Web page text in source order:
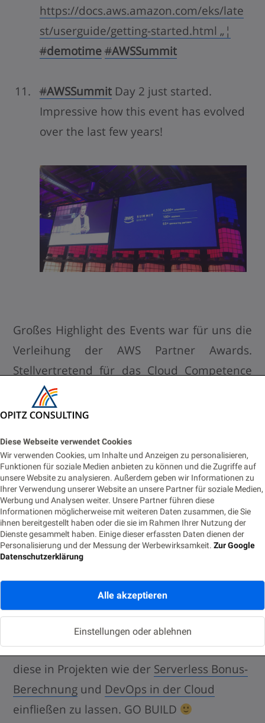
Diese Webseite verwendet Cookies
Wir verwenden Cookies, um Inhalte und Anzeigen zu personalisieren,
Funktionen für soziale Medien anbieten zu können und die Zugriffe auf
unsere Website zu analysieren. Außerdem geben wir Informationen zu
Ihrer Verwendung unserer Website an unsere Partner für soziale Medien,
Werbung und Analysen weiter. Unsere Partner führen diese
Informationen möglicherweise mit weiteren Daten zusammen, die Sie
ihnen bereitgestellt haben oder die sie im Rahmen Ihrer Nutzung der
Dienste gesammelt haben. Einige dieser erfassten Daten dienen der
Personalisierung und der Messung der Werbewirksamkeit. Zur Google
Datenschutzerklärung
Alle akzeptieren
Einstellungen oder ablehnen
https://docs.aws.amazon.com/eks/late
st/userguide/getting-started.html „¦
#demotime#AWSSummit
#AWSSummitDay 2 just started.
Impressive how this event has evolved
over the last few years!
Großes Highlight des Events war für uns die
Verleihung der AWS Partner Awards.
Stellvertretend für das Cloud Competence
Center von OPITZ CONSULTING nahmen
Tom Gansorund
Weiterführende Informationen dazu gibt es
in unsererPresseinfo.
Wenn Sie mehr zu unserer Sichtweise über
die Innovation im digitalen Wandel erfahren
wollen, sobestellen Sie sich doch unser
Darstellung als Poster.
Alles in allem eine tolle Konferenz mit
unzähligen Anregungen. Wir freuen uns
diese in Projekten wie der Serverless Bonus-
Berechnung und DevOps in der Cloud
einfließen zu lassen. GO BUILD